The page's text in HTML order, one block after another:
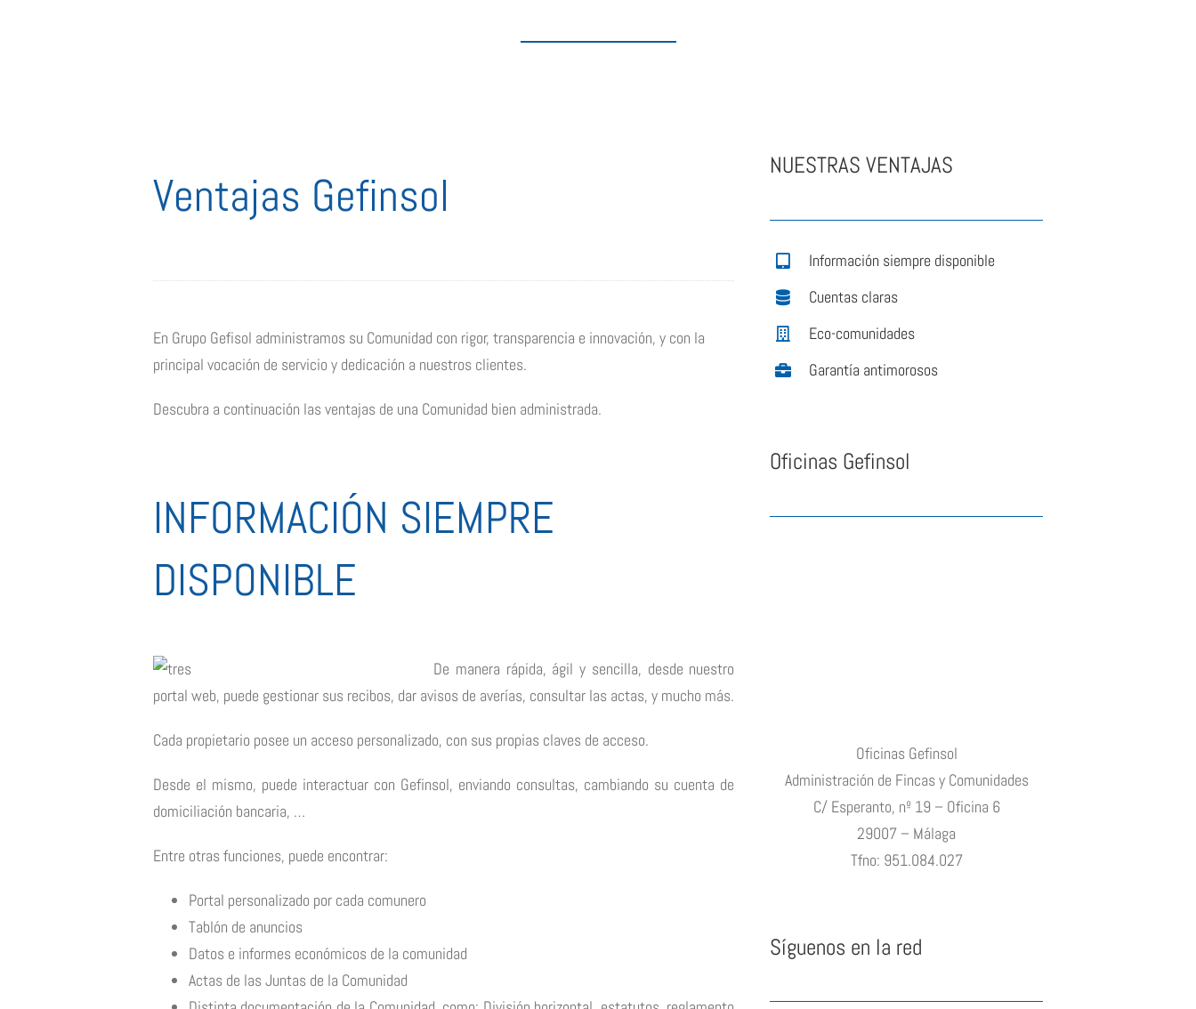
Ventajas Gefinsol
En Grupo Gefisol administramos su Comunidad con rigor, transparencia e innovación, y con la
principal vocación de servicio y dedicación a nuestros clientes.
Descubra a continuación las ventajas de una Comunidad bien administrada.
INFORMACIÓN SIEMPRE
DISPONIBLE
De manera rápida, ágil y sencilla, desde nuestro
portal web, puede gestionar sus recibos, dar avisos de averías, consultar las actas, y mucho más.
Cada propietario posee un acceso personalizado, con sus propias claves de acceso.
Desde el mismo, puede interactuar con Gefinsol, enviando consultas, cambiando su cuenta de
domiciliación bancaria, …
Entre otras funciones, puede encontrar:
Portal personalizado por cada comunero
Tablón de anuncios
Datos e informes económicos de la comunidad
Actas de las Juntas de la Comunidad
NUESTRAS VENTAJAS
Información siempre disponible
Cuentas claras
Eco-comunidades
Garantía antimorosos
Oficinas Gefinsol
Oficinas Gefinsol
Administración de Fincas y Comunidades
C/ Esperanto, nº 19 – Oficina 6
29007 – Málaga
Tfno: 951.084.027
Síguenos en la red